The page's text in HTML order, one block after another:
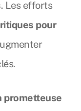
. Les efforts
pour
prometteuse